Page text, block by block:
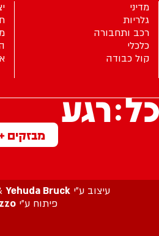
מבזקים
מדיני
גלריות
רכב ותחבורה
כלכלי
קול כבודה
עיצוב ע”י Yehuda Bruck
פיתוח ע”י